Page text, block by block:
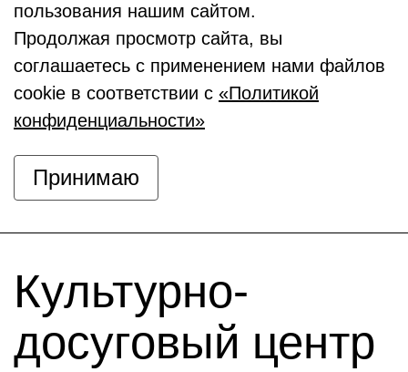
пользования нашим сайтом.
Продолжая просмотр сайта, вы
соглашаетесь с применением нами файлов
cookie в соответствии с «Политикой
конфиденциальности»
Принимаю
Культурно-
досуговый центр